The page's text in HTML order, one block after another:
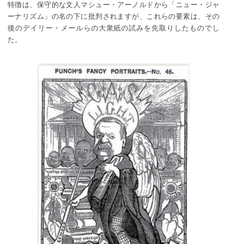
特徴は、保守的な文人マシュー・アーノルドから「ニュー・ジャ
ーナリズム」の名の下に批判されますが、これらの要素は、その
後のデイリー・メールらの大衆紙の試みを先取りしたものでし
た。